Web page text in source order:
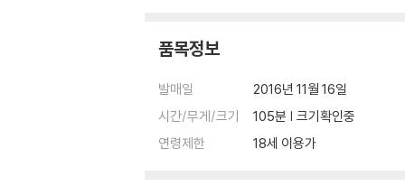
품목정보
발매일
2016년 11월 16일
시간/무게/크기
105분 | 크기확인중
연령제한
18세 이용가